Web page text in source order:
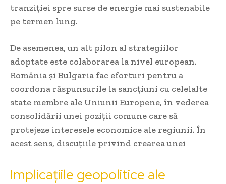
tranziției spre surse de energie mai sustenabile
pe termen lung.
De asemenea, un alt pilon al strategiilor
adoptate este colaborarea la nivel european.
România și Bulgaria fac eforturi pentru a
coordona răspunsurile la sancțiuni cu celelalte
state membre ale Uniunii Europene, în vederea
consolidării unei poziții comune care să
protejeze interesele economice ale regiunii. În
acest sens, discuțiile privind crearea unei
Implicațiile geopolitice ale